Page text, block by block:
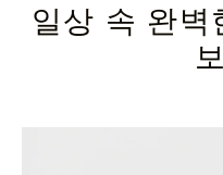
일상 속 완